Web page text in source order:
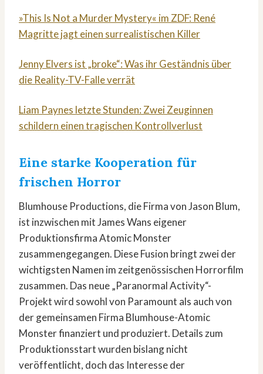
»This Is Not a Murder Mystery« im ZDF: René
Magritte jagt einen surrealistischen Killer
Jenny Elvers ist „broke“: Was ihr Geständnis über
die Reality-TV-Falle verrät
Liam Paynes letzte Stunden: Zwei Zeuginnen
schildern einen tragischen Kontrollverlust
Eine starke Kooperation für
frischen Horror
Blumhouse Productions, die Firma von Jason Blum,
ist inzwischen mit James Wans eigener
Produktionsfirma Atomic Monster
zusammengegangen. Diese Fusion bringt zwei der
wichtigsten Namen im zeitgenössischen Horrorfilm
zusammen. Das neue „Paranormal Activity“-
Projekt wird sowohl von Paramount als auch von
der gemeinsamen Firma Blumhouse-Atomic
Monster finanziert und produziert. Details zum
Produktionsstart wurden bislang nicht
veröffentlicht, doch das Interesse der